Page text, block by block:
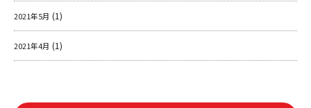
2021年5月 (1)
2021年4月 (1)